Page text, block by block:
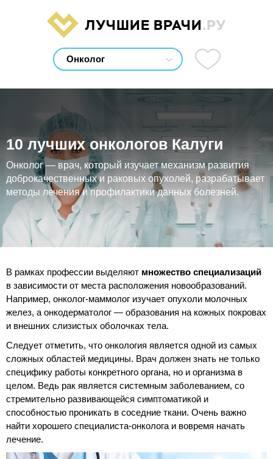
ЛУЧШИЕ ВРАЧИ.РУ
10 лучших онкологов Калуги
Онколог — врач, который изучает механизм развития
доброкачественных и раковых опухолей, разрабатывает
методы лечения и профилактики данных болезней.
В рамках профессии выделяют множество специализаций
в зависимости от места расположения новообразований.
Например, онколог-маммолог изучает опухоли молочных
желез, а онкодерматолог — образования на кожных покровах
и внешних слизистых оболочках тела.
Следует отметить, что онкология является одной из самых
сложных областей медицины. Врач должен знать не только
специфику работы конкретного органа, но и организма в
целом. Ведь рак является системным заболеванием, со
стремительно развивающейся симптоматикой и
способностью проникать в соседние ткани. Очень важно
найти хорошего специалиста-онколога и вовремя начать
лечение.